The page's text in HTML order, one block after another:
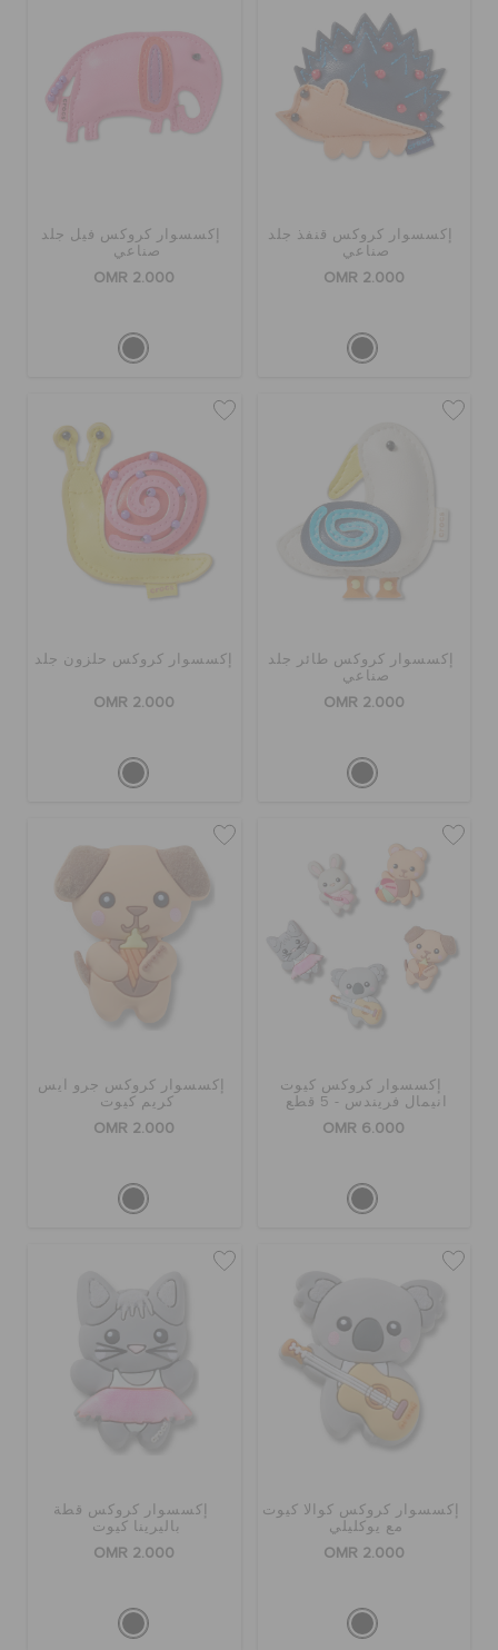
إكسسوار كروكس قنفذ جلد
صناعي
OMR 2.000
إكسسوار كروكس فيل جلد
صناعي
OMR 2.000
إكسسوار كروكس طائر جلد
صناعي
OMR 2.000
إكسسوار كروكس حلزون جلد
OMR 2.000
إكسسوار كروكس كيوت
انيمال فريندس - 5 قطع
OMR 6.000
إكسسوار كروكس جرو آيس
كريم كيوت
OMR 2.000
إكسسوار كروكس كوالا كيوت
مع يوكليلي
OMR 2.000
إكسسوار كروكس قطة
باليرينا كيوت
OMR 2.000